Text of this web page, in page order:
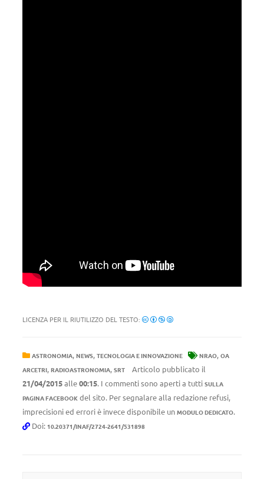
LICENZA PER IL RIUTILIZZO DEL TESTO:
ASTRONOMIA, NEWS, TECNOLOGIA E INNOVAZIONE NRAO, OA
ARCETRI, RADIOASTRONOMIA, SRT
Articolo pubblicato il
21/04/2015alle00:15. I commenti sono aperti a tutti SULLA
PAGINA FACEBOOK del sito. Per segnalare alla redazione refusi,
imprecisioni ed errori è invece disponibile un MODULO DEDICATO.
Doi: 10.20371/INAF/2724-2641/531898